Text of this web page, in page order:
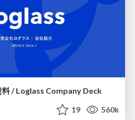
料 / Loglass Company Deck
19 560k